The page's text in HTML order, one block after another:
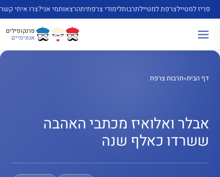
לדלג
לתוכן
פריז למטיילצרפת למטיילתרבותלימודי צרפתיתהרצאותמי אני?צרו איתי קשר
פרנקופילים
אנונימיים
דף הבית»תרבות צרפת
אבלר ואלואיז מכתבי האהבה
ששרדו כאלף שנה